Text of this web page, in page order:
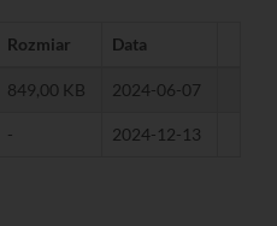
Rozmiar Data
849,00 KB 2024-06-07
- 2024-12-13